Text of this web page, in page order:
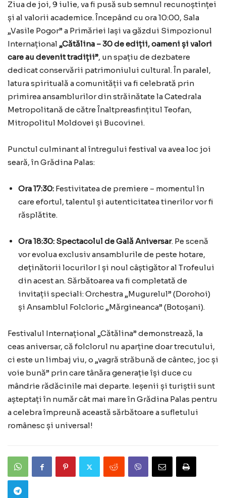
Ziua de joi, 9 iulie, va fi pusă sub semnul recunoștinței
și al valorii academice. Începând cu ora 10:00, Sala
„Vasile Pogor” a Primăriei Iași va găzdui Simpozionul
Internațional „Cătălina – 30 de ediții, oameni și valori
care au devenit tradiții”, un spațiu de dezbatere
dedicat conservării patrimoniului cultural. În paralel,
latura spirituală a comunității va fi celebrată prin
primirea ansamblurilor din străinătate la Catedrala
Metropolitană de către Înaltpreasfințitul Teofan,
Mitropolitul Moldovei și Bucovinei.
Punctul culminant al întregului festival va avea loc joi
seară, în Grădina Palas:
Ora 17:30: Festivitatea de premiere – momentul în
care efortul, talentul și autenticitatea tinerilor vor fi
răsplătite.
Ora 18:30: Spectacolul de Gală Aniversar. Pe scenă
vor evolua exclusiv ansamblurile de peste hotare,
deținătorii locurilor I și noul câștigător al Trofeului
din acest an. Sărbătoarea va fi completată de
invitații speciali: Orchestra „Mugurelul” (Dorohoi)
și Ansamblul Folcloric „Mărgineanca” (Botoșani).
Festivalul Internațional „Cătălina” demonstrează, la
ceas aniversar, că folclorul nu aparține doar trecutului,
ci este un limbaj viu, o „vagră străbună de cântec, joc și
voie bună” prin care tânăra generație își duce cu
mândrie rădăcinile mai departe. Ieșenii și turiștii sunt
așteptați în număr cât mai mare în Grădina Palas pentru
a celebra împreună această sărbătoare a sufletului
românesc și universal!